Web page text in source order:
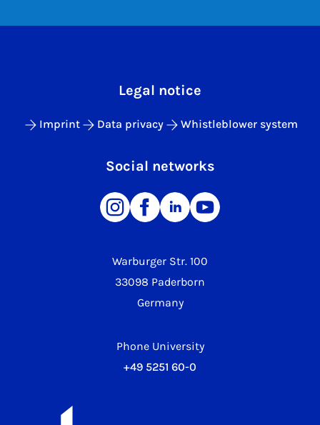
Warburger Str. 100
33098 Paderborn
Germany
Phone University
+49 5251 60-0
Legal notice
Imprint Data privacy Whistleblower system
Social networks